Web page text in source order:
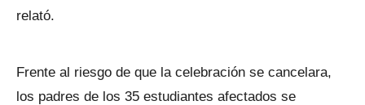
relató.
Frente al riesgo de que la celebración se cancelara,
los padres de los 35 estudiantes afectados se